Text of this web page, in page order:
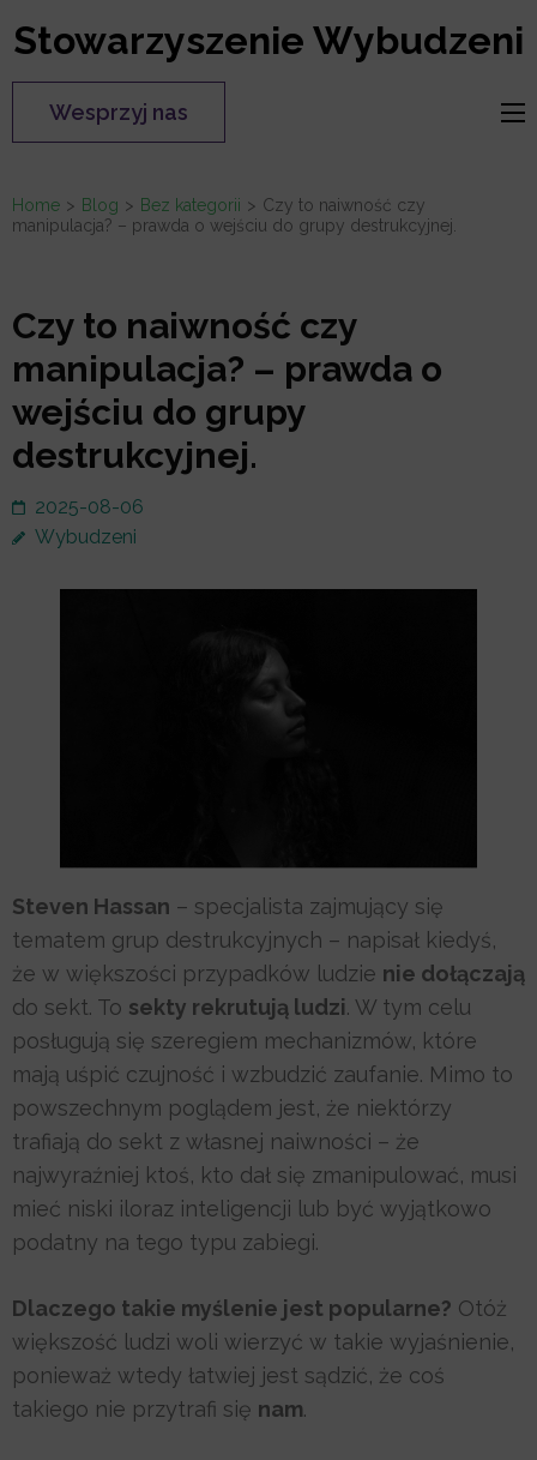
to
content
(Press
Enter)
Stowarzyszenie Wybudzeni
Wesprzyj nas
Home > Blog > Bez kategorii > Czy to naiwność czy
manipulacja? – prawda o wejściu do grupy destrukcyjnej.
Czy to naiwność czy
manipulacja? – prawda o
wejściu do grupy
destrukcyjnej.
2025-08-06
Wybudzeni
Steven Hassan – specjalista zajmujący się
tematem grup destrukcyjnych – napisał kiedyś,
że w większości przypadków ludzie nie dołączają
do sekt. To sekty rekrutują ludzi. W tym celu
posługują się szeregiem mechanizmów, które
mają uśpić czujność i wzbudzić zaufanie. Mimo to
powszechnym poglądem jest, że niektórzy
trafiają do sekt z własnej naiwności – że
najwyraźniej ktoś, kto dał się zmanipulować, musi
mieć niski iloraz inteligencji lub być wyjątkowo
podatny na tego typu zabiegi.
Dlaczego takie myślenie jest popularne? Otóż
większość ludzi woli wierzyć w takie wyjaśnienie,
ponieważ wtedy łatwiej jest sądzić, że coś
takiego nie przytrafi się nam.